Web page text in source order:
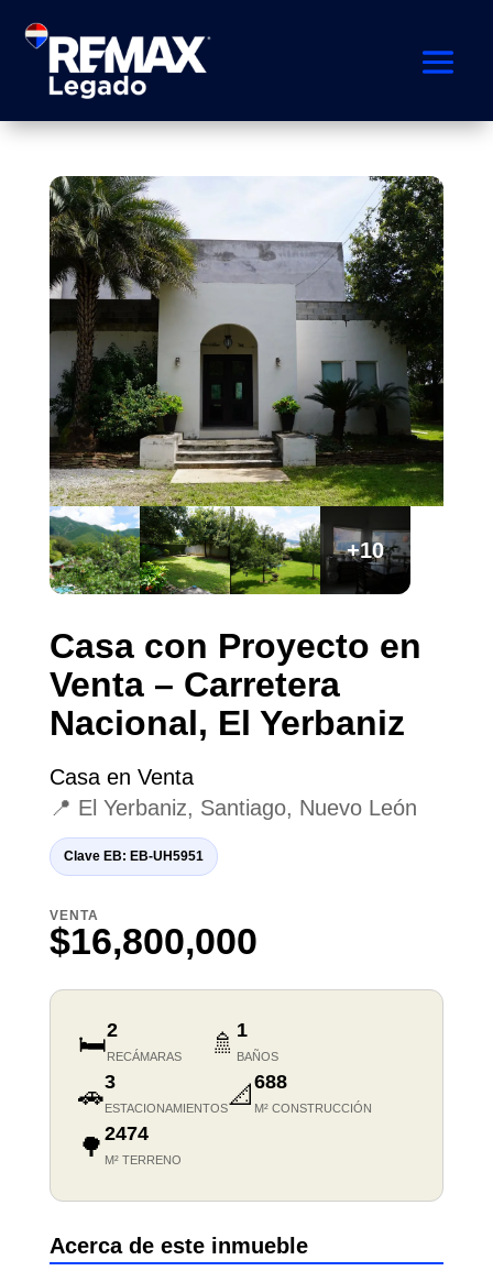
+10
Casa con Proyecto en
Venta – Carretera
Nacional, El Yerbaniz
Casa en Venta
📍 El Yerbaniz, Santiago, Nuevo León
Clave EB: EB-UH5951
VENTA
$16,800,000
🛏️2
RECÁMARAS 🚿 1
BAÑOS
🚗3
ESTACIONAMIENTOS📐 688
M² CONSTRUCCIÓN
🌳 2474
M² TERRENO
Acerca de este inmueble